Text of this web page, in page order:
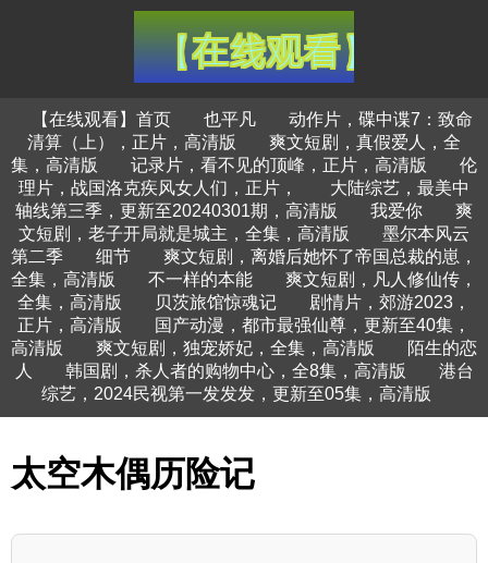
【在线观看】首页 也平凡
动作片，碟中谍7：致命
清算（上），正片，高清版
爽文短剧，真假爱人，全
集，高清版
记录片，看不见的顶峰，正片，高清版
伦
理片，战国洛克疾风女人们，正片，
大陆综艺，最美中
轴线第三季，更新至20240301期，高清版
我爱你
爽
文短剧，老子开局就是城主，全集，高清版
墨尔本风云
第二季
细节
爽文短剧，离婚后她怀了帝国总裁的崽，
全集，高清版
不一样的本能
爽文短剧，凡人修仙传，
全集，高清版
贝茨旅馆惊魂记
剧情片，郊游2023，
正片，高清版
国产动漫，都市最强仙尊，更新至40集，
高清版
爽文短剧，独宠娇妃，全集，高清版
陌生的恋
人
韩国剧，杀人者的购物中心，全8集，高清版
港台
综艺，2024民视第一发发发，更新至05集，高清版
太空木偶历险记